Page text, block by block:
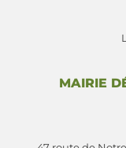
MAIRIE